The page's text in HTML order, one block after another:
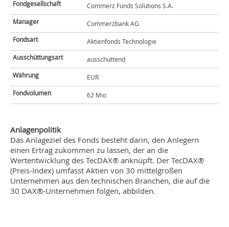
Fondgesellschaft
Commerz Funds Solutions S.A.
Manager
Commerzbank AG
Fondsart
Aktienfonds Technologie
Ausschüttungsart
ausschüttend
Währung
EUR
Fondvolumen
62 Mio
Anlagenpolitik
Das Anlageziel des Fonds besteht darin, den Anlegern
einen Ertrag zukommen zu lassen, der an die
Wertentwicklung des TecDAX® anknüpft. Der TecDAX®
(Preis-Index) umfasst Aktien von 30 mittelgroßen
Unternehmen aus den technischen Branchen, die auf die
30 DAX®-Unternehmen folgen, abbilden.